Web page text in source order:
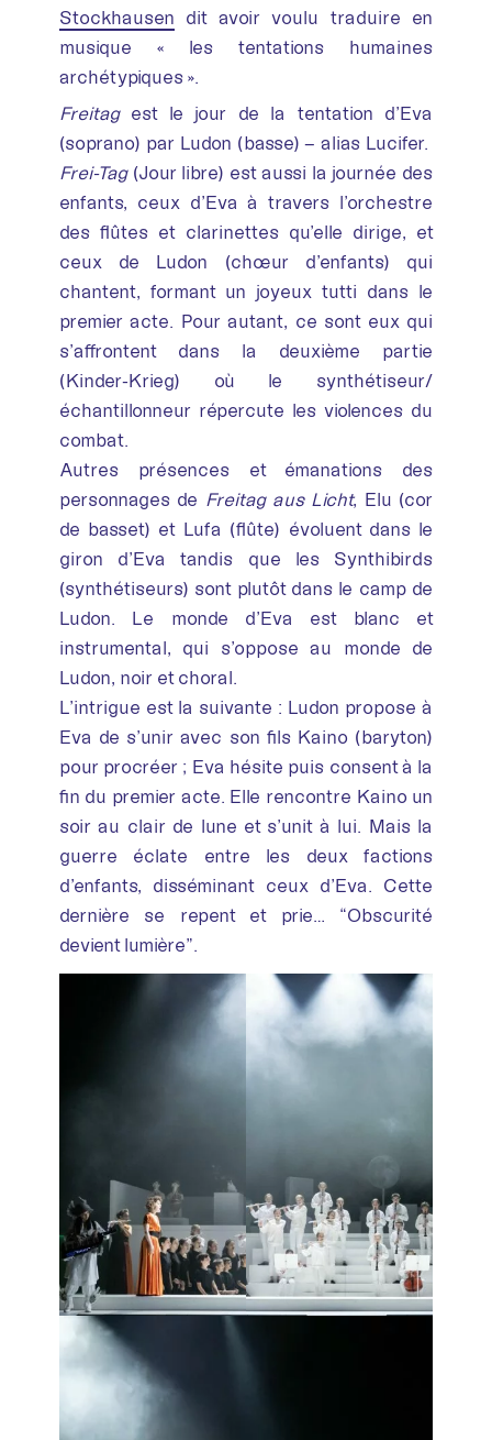
Stockhausen dit avoir voulu traduire en
musique « les tentations humaines
archétypiques ».
Freitag est le jour de la tentation d’Eva
(soprano) par Ludon (basse) – alias Lucifer.
Frei-Tag (Jour libre) est aussi la journée des
enfants, ceux d’Eva à travers l’orchestre
des flûtes et clarinettes qu’elle dirige, et
ceux de Ludon (chœur d’enfants) qui
chantent, formant un joyeux tutti dans le
premier acte. Pour autant, ce sont eux qui
s’affrontent dans la deuxième partie
(Kinder-Krieg) où le synthétiseur/
échantillonneur répercute les violences du
combat.
Autres présences et émanations des
personnages de Freitag aus Licht, Elu (cor
de basset) et Lufa (flûte) évoluent dans le
giron d’Eva tandis que les Synthibirds
(synthétiseurs) sont plutôt dans le camp de
Ludon. Le monde d’Eva est blanc et
instrumental, qui s’oppose au monde de
Ludon, noir et choral.
L’intrigue est la suivante : Ludon propose à
Eva de s’unir avec son fils Kaino (baryton)
pour procréer ; Eva hésite puis consent à la
fin du premier acte. Elle rencontre Kaino un
soir au clair de lune et s’unit à lui. Mais la
guerre éclate entre les deux factions
d’enfants, disséminant ceux d’Eva. Cette
dernière se repent et prie… “Obscurité
devient lumière”.